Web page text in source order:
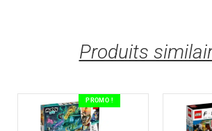
Produits
PROMO !